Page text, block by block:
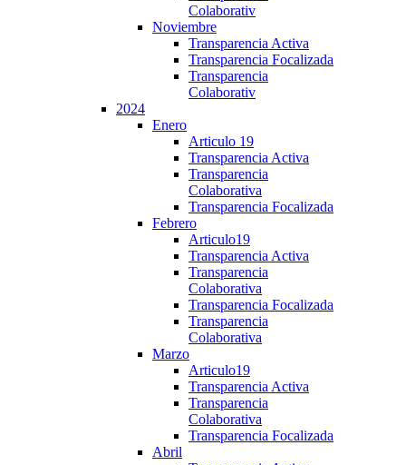
Colaborativ
Noviembre
Transparencia Activa
Transparencia Focalizada
Transparencia
Colaborativ
2024
Enero
Articulo 19
Transparencia Activa
Transparencia
Colaborativa
Transparencia Focalizada
Febrero
Articulo19
Transparencia Activa
Transparencia
Colaborativa
Transparencia Focalizada
Transparencia
Colaborativa
Marzo
Articulo19
Transparencia Activa
Transparencia
Colaborativa
Transparencia Focalizada
Abril